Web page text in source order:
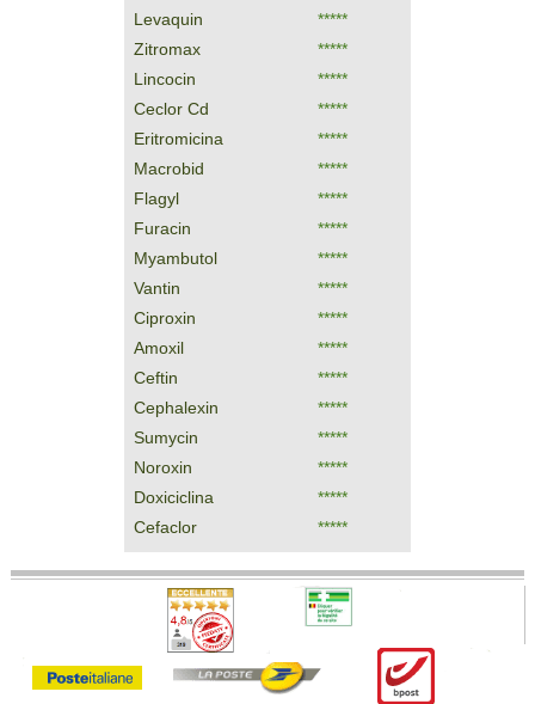
Levaquin
*****
Zitromax
*****
Lincocin
*****
Ceclor Cd
*****
Eritromicina
*****
Macrobid
*****
Flagyl
*****
Furacin
*****
Myambutol
*****
Vantin
*****
Ciproxin
*****
Amoxil
*****
Ceftin
*****
Cephalexin
*****
Sumycin
*****
Noroxin
*****
Doxiciclina
*****
Cefaclor
*****